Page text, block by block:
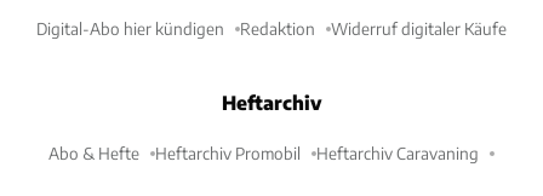
Digital-Abo hier kündigen Redaktion Widerruf digitaler Käufe
Heftarchiv
Abo & Hefte Heftarchiv Promobil Heftarchiv Caravaning